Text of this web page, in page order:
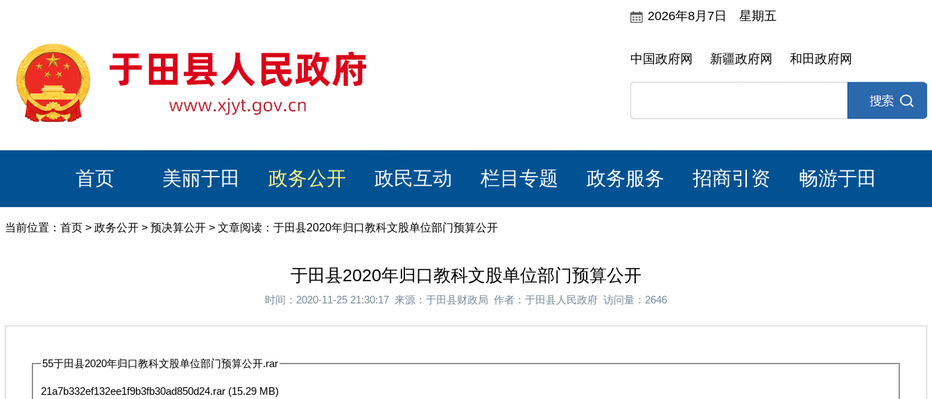
2026年8月7日 星期五
中国政府网 新疆政府网 和田政府网
首页 美丽于田 政务公开 政民互动 栏目专题 政务服务 招商引资 畅游于田
当前位置： 首页 > 政务公开 > 预决算公开 > 文章阅读：于田县2020年归口教科文股单位部门预算公开
于田县2020年归口教科文股单位部门预算公开
时间：2020-11-25 21:30:17 来源：于田县财政局 作者：于田县人民政府 访问量：2646
55于田县2020年归口教科文股单位部门预算公开.rar
21a7b332ef132ee1f9b3fb30ad850d24.rar (15.29 MB)